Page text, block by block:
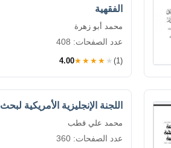
الفقهية
محمد أبو زهرة
عدد الصفحات: 408
4.00★★★★★ (1)
اللجنة الإنجليزية الأمريكية لبحث
محمد علي قطب
عدد الصفحات: 360